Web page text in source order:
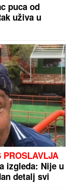
puca od
uživa u
PROSLAVLJA
izgleda: Nije u
detalj svi